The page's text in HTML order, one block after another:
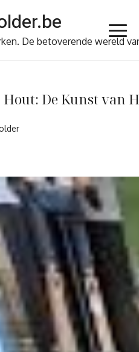
De betoverende wereld
Hout: De Kunst van